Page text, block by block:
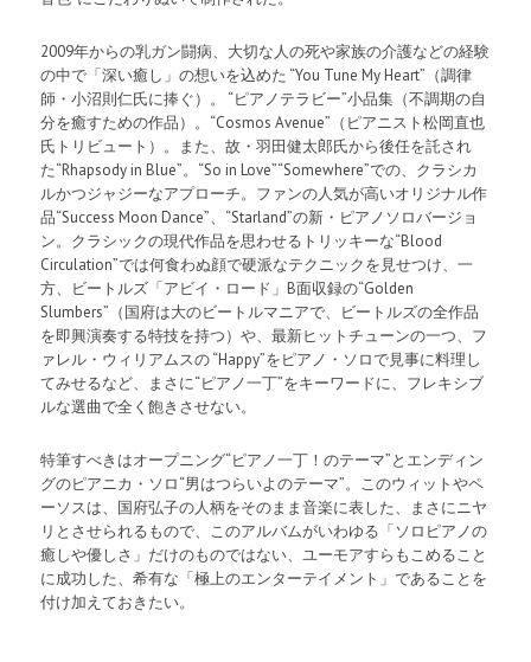
2009年からの乳ガン闘病、大切な人の死や家族の介護などの経験
の中で「深い癒し」の想いを込めた “You Tune My Heart”（調律
師・小沼則仁氏に捧ぐ）。 “ピアノテラビー”小品集（不調期の自
分を癒すための作品）。“Cosmos Avenue”（ピアニスト松岡直也
氏トリビュート）。また、故・羽田健太郎氏から後任を託され
た“Rhapsody in Blue”。“So in Love”“Somewhere”での、クラシカ
ルかつジャジーなアプローチ。ファンの人気が高いオリジナル作
品“Success Moon Dance”、“Starland”の新・ピアノソロバージョ
ン。クラシックの現代作品を思わせるトリッキーな“Blood
Circulation”では何食わぬ顔で硬派なテクニックを見せつけ、一
方、ビートルズ「アビイ・ロード」B面収録の“Golden
Slumbers”（国府は大のビートルマニアで、ビートルズの全作品
を即興演奏する特技を持つ）や、最新ヒットチューンの一つ、フ
ァレル・ウィリアムスの “Happy”をピアノ・ソロで見事に料理し
てみせるなど、まさに“ピアノ一丁”をキーワードに、フレキシブ
ルな選曲で全く飽きさせない。
特筆すべきはオープニング“ピアノ一丁！のテーマ”とエンディン
グのピアニカ・ソロ“男はつらいよのテーマ”。このウィットやペ
ーソスは、国府弘子の人柄をそのまま音楽に表した、まさにニヤ
リとさせられるもので、このアルバムがいわゆる「ソロピアノの
癒しや優しさ」だけのものではない、ユーモアすらもこめること
に成功した、希有な「極上のエンターテイメント」であることを
付け加えておきたい。